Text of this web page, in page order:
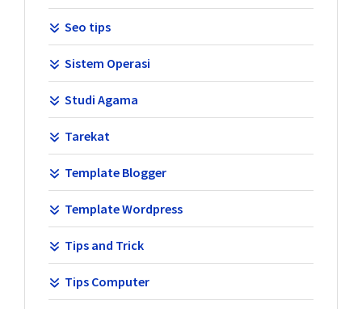
Seo tips
Sistem Operasi
Studi Agama
Tarekat
Template Blogger
Template Wordpress
Tips and Trick
Tips Computer